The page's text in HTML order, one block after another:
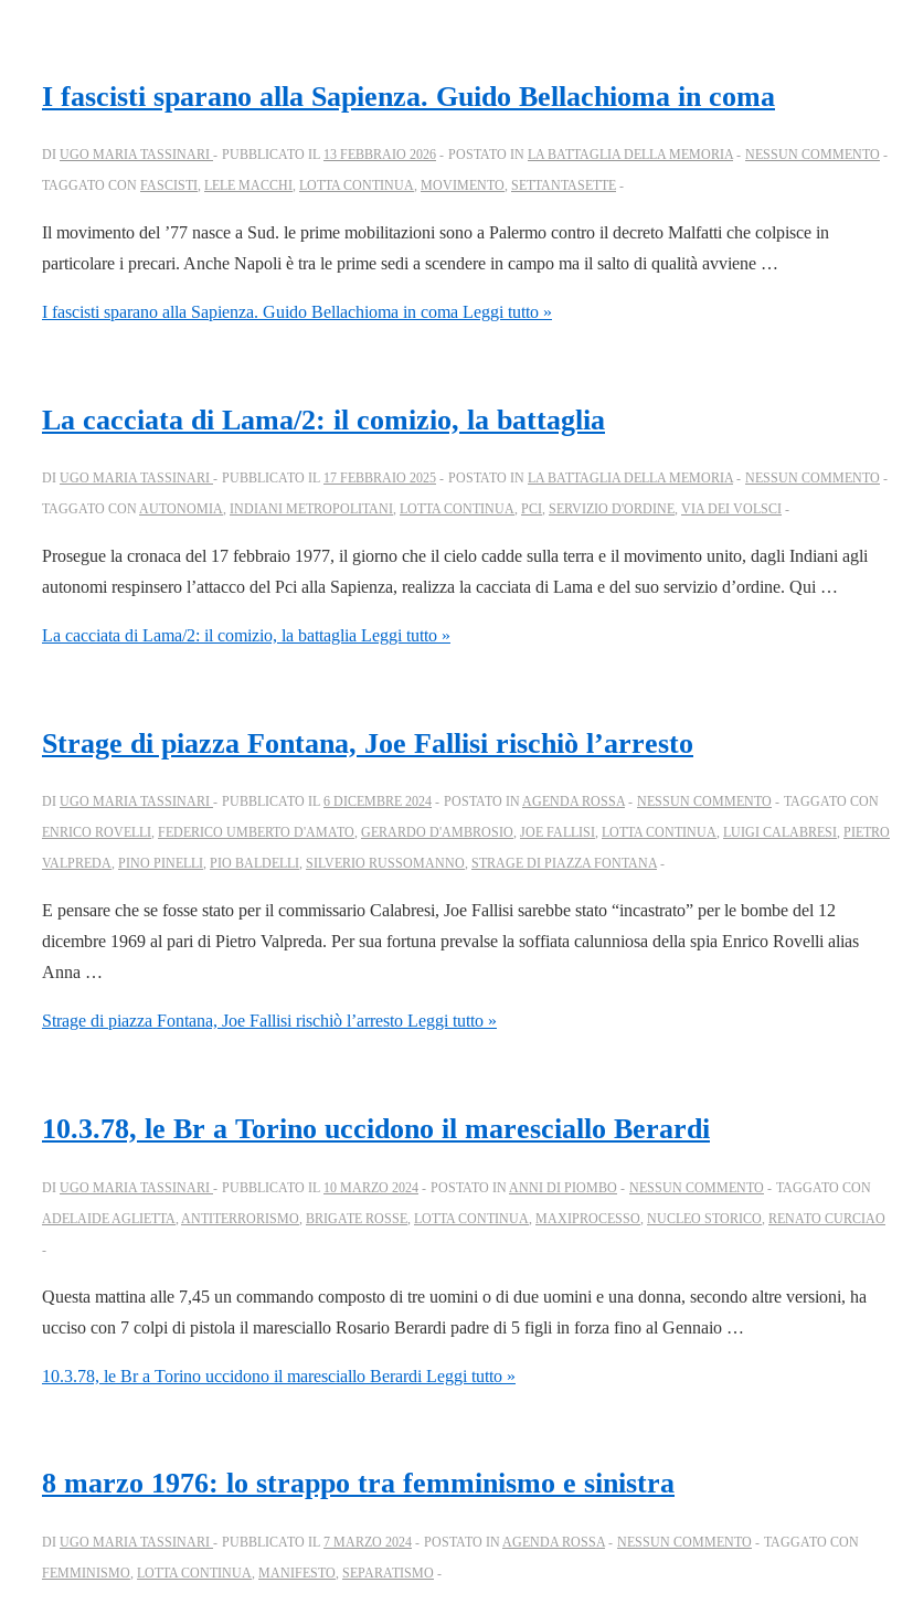
I fascisti sparano alla Sapienza. Guido Bellachioma in coma
DI UGO MARIA TASSINARI PUBBLICATO IL 13 FEBBRAIO 2026 POSTATO IN LA BATTAGLIA DELLA MEMORIA
NESSUN COMMENTO
TAGGATO CON FASCISTI , LELE MACCHI , LOTTA CONTINUA, MOVIMENTO, SETTANTASETTE
Il movimento del ’77 nasce a Sud. le prime mobilitazioni sono a Palermo contro il decreto Malfatti che colpisce in
particolare i precari. Anche Napoli è tra le prime sedi a scendere in campo ma il salto di qualità avviene …
I fascisti sparano alla Sapienza. Guido Bellachioma in coma Leggi tutto »
La cacciata di Lama/2: il comizio, la battaglia
DI UGO MARIA TASSINARI PUBBLICATO IL 17 FEBBRAIO 2025 POSTATO IN LA BATTAGLIA DELLA MEMORIA
NESSUN COMMENTO
TAGGATO CON AUTONOMIA, INDIANI METROPOLITANI , LOTTA CONTINUA, PCI , SERVIZIO D'ORDINE, VIA DEI VOLSCI
Prosegue la cronaca del 17 febbraio 1977, il giorno che il cielo cadde sulla terra e il movimento unito, dagli Indiani agli
autonomi respinsero l’attacco del Pci alla Sapienza, realizza la cacciata di Lama e del suo servizio d’ordine. Qui …
La cacciata di Lama/2: il comizio, la battaglia Leggi tutto »
Strage di piazza Fontana, Joe Fallisi rischiò l’arresto
DI UGO MARIA TASSINARI PUBBLICATO IL 6 DICEMBRE 2024 POSTATO IN AGENDA ROSSA NESSUN COMMENTO
TAGGATO CON
ENRICO ROVELLI , FEDERICO UMBERTO D'AMATO, GERARDO D'AMBROSIO, JOE FALLISI , LOTTA CONTINUA, LUIGI CALABRESI , PIETRO
VALPREDA, PINO PINELLI , PIO BALDELLI , SILVERIO RUSSOMANNO, STRAGE DI PIAZZA FONTANA
E pensare che se fosse stato per il commissario Calabresi, Joe Fallisi sarebbe stato “incastrato” per le bombe del 12
dicembre 1969 al pari di Pietro Valpreda. Per sua fortuna prevalse la soffiata calunniosa della spia Enrico Rovelli alias
Anna …
Strage di piazza Fontana, Joe Fallisi rischiò l’arresto Leggi tutto »
10.3.78, le Br a Torino uccidono il maresciallo Berardi
DI UGO MARIA TASSINARI PUBBLICATO IL 10 MARZO 2024 POSTATO IN ANNI DI PIOMBO NESSUN COMMENTO
TAGGATO CON
ADELAIDE AGLIETTA ANTITERRORISMO BRIGATE ROSSE LOTTA CONTINUA MAXIPROCESSO NUCLEO STORICO RENATO CURCIAO
Questa mattina alle 7,45 un commando composto di tre uomini o di due uomini e una donna, secondo altre versioni, ha
ucciso con 7 colpi di pistola il maresciallo Rosario Berardi padre di 5 figli in forza fino al Gennaio …
10.3.78, le Br a Torino uccidono il maresciallo Berardi Leggi tutto »
8 marzo 1976: lo strappo tra femminismo e sinistra
DI UGO MARIA TASSINARI PUBBLICATO IL 7 MARZO 2024 POSTATO IN AGENDA ROSSA NESSUN COMMENTO
TAGGATO CON
FEMMINISMO LOTTA CONTINUA MANIFESTO SEPARATISMO